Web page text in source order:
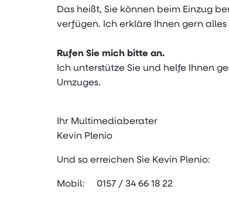
Das heißt, Sie können beim Einzug
verfügen. Ich erkläre Ihnen gern alles
Rufen Sie mich bitte an.
Ich unterstütze Sie und helfe Ihnen
Umzuges.
Ihr Multimediaberater
Kevin Plenio
Und so erreichen Sie Kevin Plenio:
Mobil: 0157 / 34 66 18 22